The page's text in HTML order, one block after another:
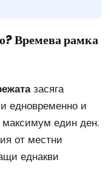
Времева рамка
засяга
едновременно и
максимум един ден.
от местни
еднакви